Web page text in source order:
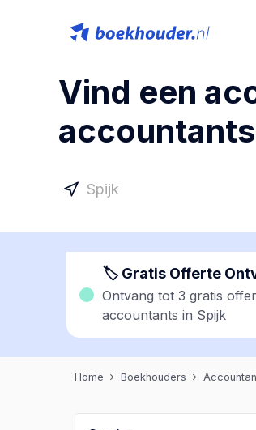
Vind een
🏷 Gratis Offerte
Ontvang tot 3 gratis
accountants in Spijk
Home Boekhouders